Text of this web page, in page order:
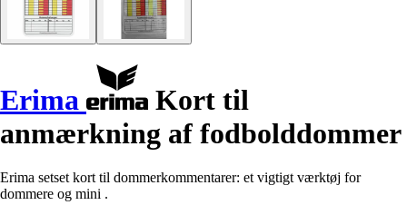
Erima
Kort til
anmærkning af fodbolddommer
Erima setset kort til dommerkommentarer: et vigtigt værktøj for
dommere og mini .